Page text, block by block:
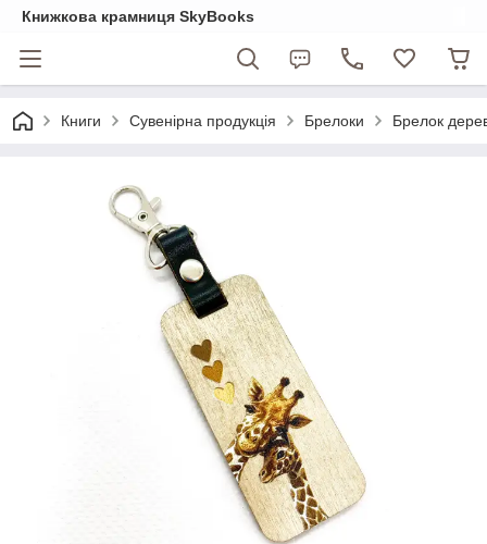
Книжкова крамниця SkyBooks
Книги Сувенірна продукція Брелоки Брелок